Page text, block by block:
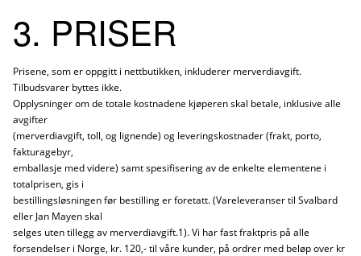
3. PRISER
Prisene, som er oppgitt i nettbutikken, inkluderer merverdiavgift.
Tilbudsvarer byttes ikke.
Opplysninger om de totale kostnadene kjøperen skal betale, inklusive alle
avgifter
(merverdiavgift, toll, og lignende) og leveringskostnader (frakt, porto,
fakturagebyr,
emballasje med videre) samt spesifisering av de enkelte elementene i
totalprisen, gis i
bestillingsløsningen før bestilling er foretatt. (Vareleveranser til Svalbard
eller Jan Mayen skal
selges uten tillegg av merverdiavgift.1). Vi har fast fraktpris på alle
forsendelser i Norge, kr. 120,- til våre kunder, på ordrer med beløp over kr